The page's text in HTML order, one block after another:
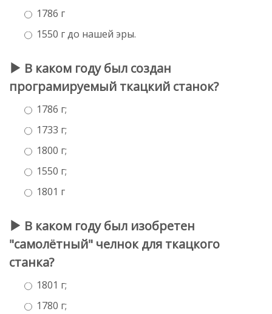
1786 г
1550 г до нашей эры.
В каком году был создан
програмируемый ткацкий станок?
1786 г;
1733 г;
1800 г;
1550 г;
1801 г
В каком году был изобретен
"самолётный" челнок для ткацкого
станка?
1801 г;
1780 г;